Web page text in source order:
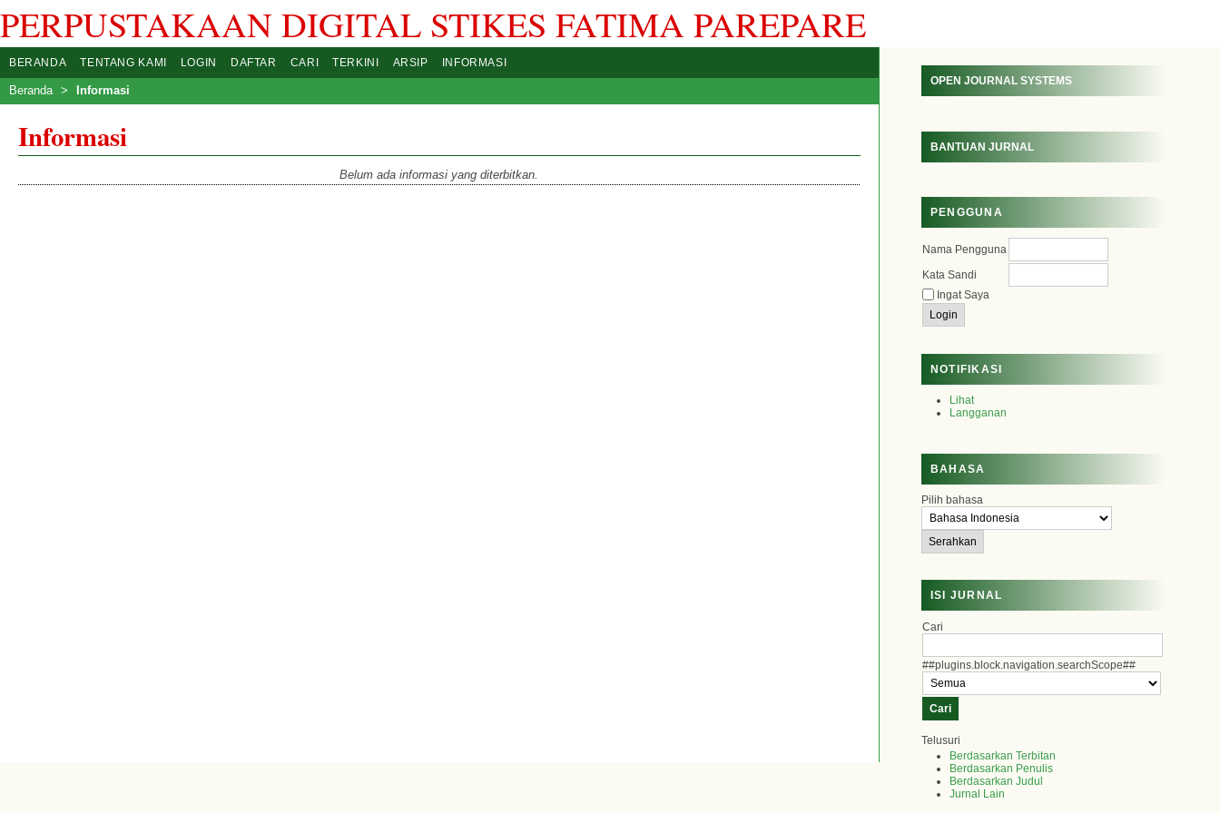
PERPUSTAKAAN DIGITAL STIKES FATIMA PAREPARE
OPEN JOURNAL SYSTEMS
BANTUAN JURNAL
PENGGUNA
Nama Pengguna
Kata Sandi
Ingat Saya
NOTIFIKASI
Lihat
Langganan
BAHASA
Pilih bahasa
ISI JURNAL
Cari
##plugins.block.navigation.searchScope##
Telusuri
Berdasarkan Terbitan
Berdasarkan Penulis
Berdasarkan Judul
Jurnal Lain
BERANDA TENTANG KAMI LOGIN DAFTAR CARI TERKINI ARSIP INFORMASI
Beranda > Informasi
Informasi
Belum ada informasi yang diterbitkan.